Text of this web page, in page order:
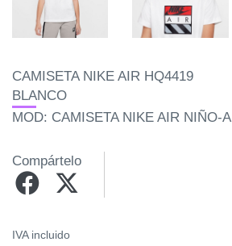
CAMISETA NIKE AIR HQ4419
BLANCO
MOD: CAMISETA NIKE AIR NIÑO-A
Compártelo
IVA incluido